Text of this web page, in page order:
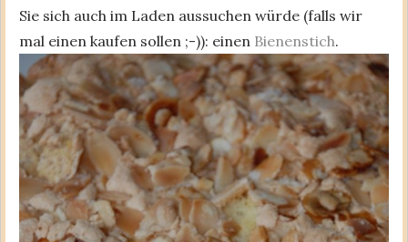
Sie sich auch im Laden aussuchen würde (falls wir
mal einen kaufen sollen ;-)): einen Bienenstich.